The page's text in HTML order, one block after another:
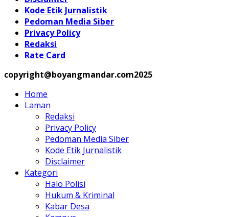
Kode Etik Jurnalistik
Pedoman Media Siber
Privacy Policy
Redaksi
Rate Card
copyright@boyangmandar.com2025
Home
Laman
Redaksi
Privacy Policy
Pedoman Media Siber
Kode Etik Jurnalistik
Disclaimer
Kategori
Halo Polisi
Hukum & Kriminal
Kabar Desa